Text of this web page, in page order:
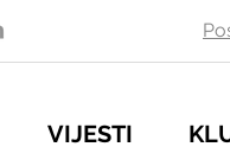
VIJESTI